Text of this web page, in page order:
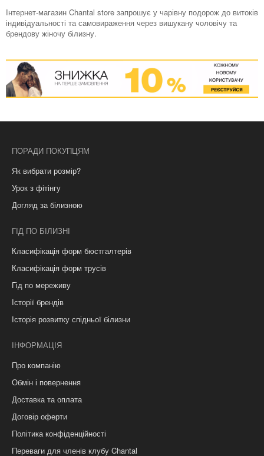
Інтернет-магазин Chantal store запрошує у чарівну подорож до витоків
індивідуальності та самовираження через вишукану чоловічу та
брендову жіночу білизну.
ПОРАДИ ПОКУПЦЯМ
Як вибрати розмір?
Урок з фітінгу
Догляд за білизною
ГІД ПО БІЛИЗНІ
Класифікація форм бюстгалтерів
Класифікація форм трусів
Гід по мереживу
Історії брендів
Історія розвитку спідньої білизни
ІНФОРМАЦІЯ
Про компанію
Обмін і повернення
Доставка та оплата
Договір оферти
Політика конфіденційності
Переваги для членів клубу Chantal